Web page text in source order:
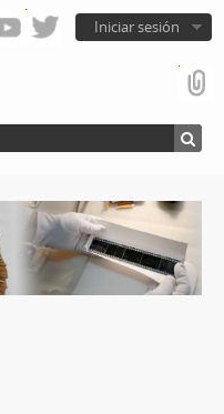
Iniciar sesión